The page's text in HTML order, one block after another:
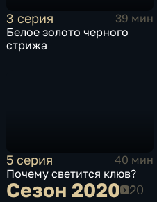
3 серия
39 мин
Белое золото черного
стрижа
5 серия
40 мин
Почему светится клюв?
Сезон 2020Сезон 2020